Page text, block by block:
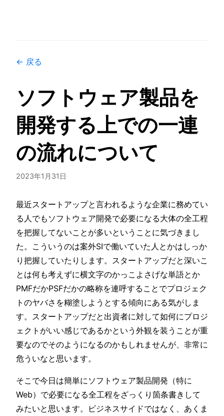
← 戻る
ソフトウェア製品を
開発する上での一連
の流れについて
2023年1月31日
最近スタートアップと言われるような企業に務めてい
る人でもソフトウェア開発で必要になる大体の全工程
を把握してないことが多いということに気づきまし
た。こういうのは案外SIで働いていた人とかはしっか
り把握していたりします。スタートアップだと深いこ
とは何も考えずに横文字のかっこよさげな単語とか
PMFだかPSFだかの略称を連呼することでプロジェク
トのヤバさを糊塗しようとする傾向にある気がしま
す。スタートアップだと出資者に対して如何にプロジ
ェクトがいい感じであるかという外観を装うことが重
要なのでそのようになるのかもしれませんが、非常に
危ういなと思います。
そこで今日は簡単にソフトウェア製品開発（特に
Web）で必要になる全工程をざっくり箇条書きして
みたいと思います。ビジネスサイドではなく、あくま